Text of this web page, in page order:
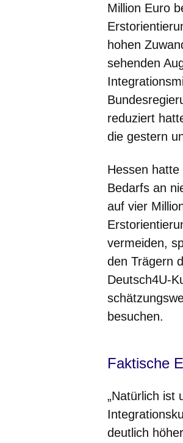
Million Euro
hohen
sehenden
reduziert
die gestern
Hessen
Bedarfs an
auf vier
vermeiden,
den Trägern
Deutsch4U-
besuchen.
Faktische
„Natürlich ist
deutlich